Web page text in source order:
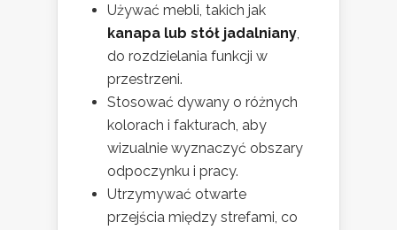
Używać mebli, takich jak
kanapa lub stół jadalniany,
do rozdzielania funkcji w
przestrzeni.
Stosować dywany o różnych
kolorach i fakturach, aby
wizualnie wyznaczyć obszary
odpoczynku i pracy.
Utrzymywać otwarte
przejścia między strefami, co